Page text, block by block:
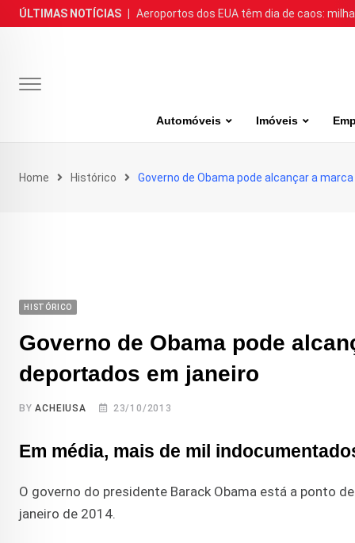
Skip
to
ÚLTIMAS NOTÍCIAS Aeroportos dos EUA têm dia de caos:
Automóveis Imóveis
Home Histórico Governo de Obama pode alcançar a
HISTÓRICO
Governo de Obama pode
deportados em janeiro
BYACHEIUSA 23/10/2013
Em média, mais de mil
O governo do presidente Barack Obama está a ponto
janeiro de 2014.